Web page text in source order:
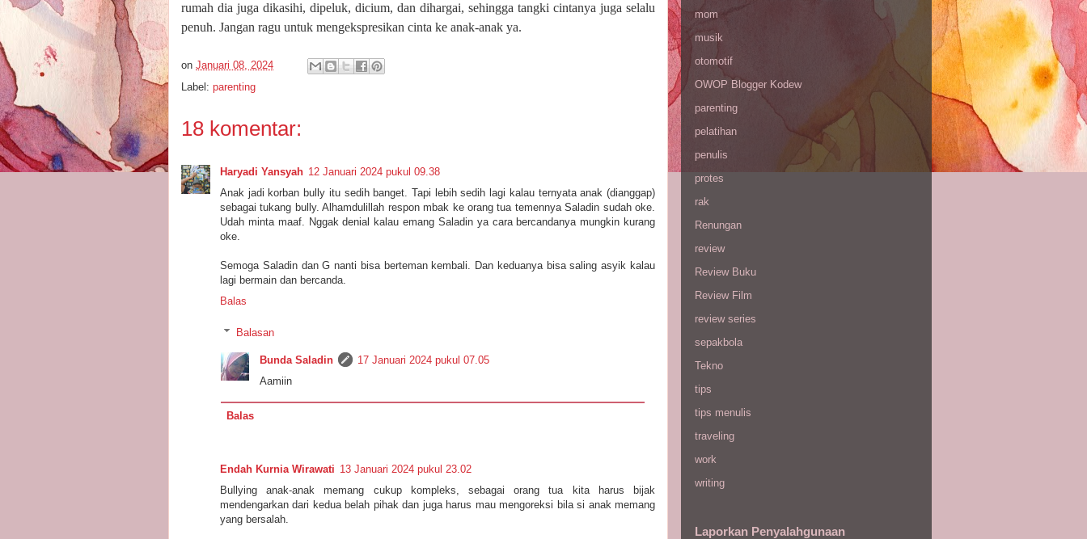
rumah dia juga dikasihi, dipeluk, dicium, dan dihargai, sehingga tangki cintanya juga selalu
penuh. Jangan ragu untuk mengekspresikan cinta ke anak-anak ya.
on Januari 08, 2024
Label: parenting
18 komentar:
Haryadi Yansyah 12 Januari 2024 pukul 09.38
Anak jadi korban bully itu sedih banget. Tapi lebih sedih lagi kalau ternyata anak (dianggap)
sebagai tukang bully. Alhamdulillah respon mbak ke orang tua temennya Saladin sudah oke.
Udah minta maaf. Nggak denial kalau emang Saladin ya cara bercandanya mungkin kurang
oke.
Semoga Saladin dan G nanti bisa berteman kembali. Dan keduanya bisa saling asyik kalau
lagi bermain dan bercanda.
Balas
Balasan
Bunda Saladin
17 Januari 2024 pukul 07.05
Aamiin
Balas
Endah Kurnia Wirawati 13 Januari 2024 pukul 23.02
Bullying anak-anak memang cukup kompleks, sebagai orang tua kita harus bijak
mendengarkan dari kedua belah pihak dan juga harus mau mengoreksi bila si anak memang
yang bersalah.
mom
musik
otomotif
OWOP Blogger Kodew
parenting
pelatihan
penulis
protes
rak
Renungan
review
Review Buku
Review Film
review series
sepakbola
Tekno
tips
tips menulis
traveling
work
writing
Laporkan Penyalahgunaan